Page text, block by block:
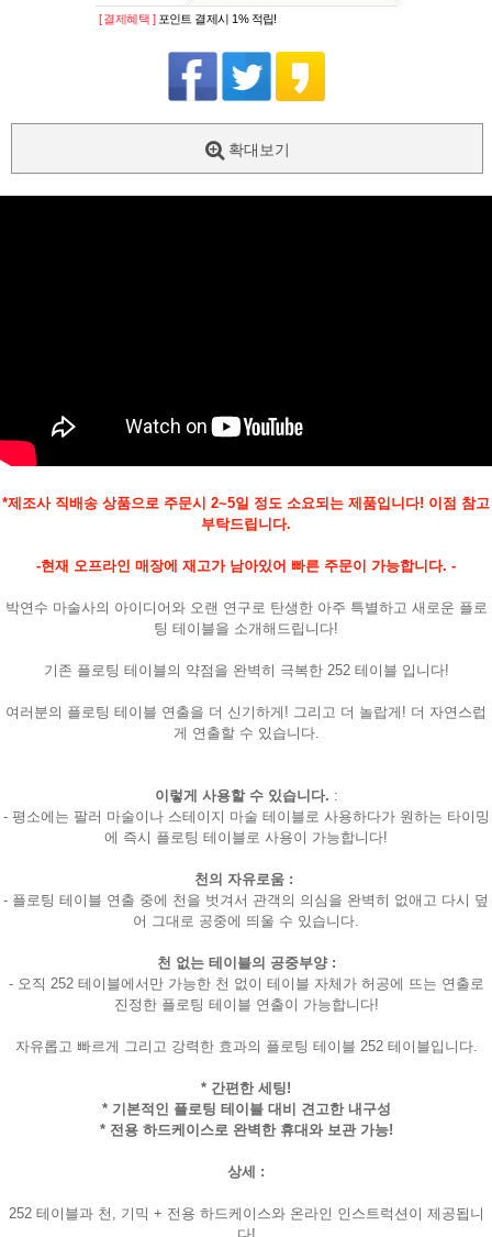
페이코 ID로
PAYCO 바로
[ 결제혜택 ] 포인트 결제시 1% 적립!
확대보기
*제조사 직배송 상품으로 주문시 2~5일 정도 소요되는 제품입니다! 이점 참고
부탁드립니다.
-현재 오프라인 매장에 재고가 남아있어 빠른 주문이 가능합니다. -
박연수 마술사의 아이디어와 오랜 연구로 탄생한 아주 특별하고 새로운 플로
팅 테이블을 소개해드립니다!
기존 플로팅 테이블의 약점을 완벽히 극복한 252 테이블 입니다!
여러분의 플로팅 테이블 연출을 더 신기하게! 그리고 더 놀랍게! 더 자연스럽
게 연출할 수 있습니다.
이렇게 사용할 수 있습니다. :
- 평소에는 팔러 마술이나 스테이지 마술 테이블로 사용하다가 원하는 타이밍
에 즉시 플로팅 테이블로 사용이 가능합니다!
천의 자유로움 :
- 플로팅 테이블 연출 중에 천을 벗겨서 관객의 의심을 완벽히 없애고 다시 덮
어 그대로 공중에 띄울 수 있습니다.
천 없는 테이블의 공중부양 :
- 오직 252 테이블에서만 가능한 천 없이 테이블 자체가 허공에 뜨는 연출로
진정한 플로팅 테이블 연출이 가능합니다!
자유롭고 빠르게 그리고 강력한 효과의 플로팅 테이블 252 테이블입니다.
* 간편한 세팅!
* 기본적인 플로팅 테이블 대비 견고한 내구성
* 전용 하드케이스로 완벽한 휴대와 보관 가능!
상세 :
252 테이블과 천, 기믹 + 전용 하드케이스와 온라인 인스트럭션이 제공됩니